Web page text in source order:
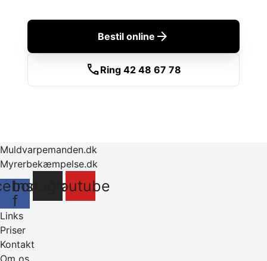
Bestil online arrow_forward
callRing 42 48 67 78
Muldvarpemanden.dk
Myrerbekæmpelse.dk
f
InstagramYoutube
Links
Priser
Kontakt
Om os